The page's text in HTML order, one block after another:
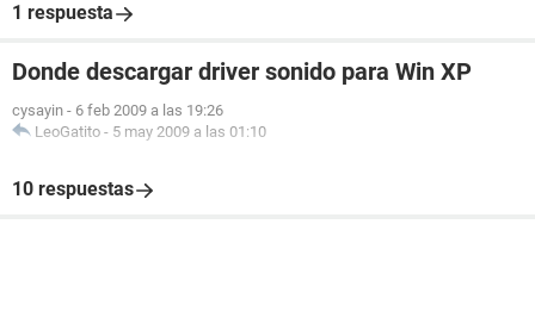
1 respuesta
Donde descargar driver sonido para Win XP
cysayin - 6 feb 2009 a las 19:26
LeoGatito - 5 may 2009 a las 01:10
10 respuestas